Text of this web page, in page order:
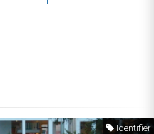
Identifier